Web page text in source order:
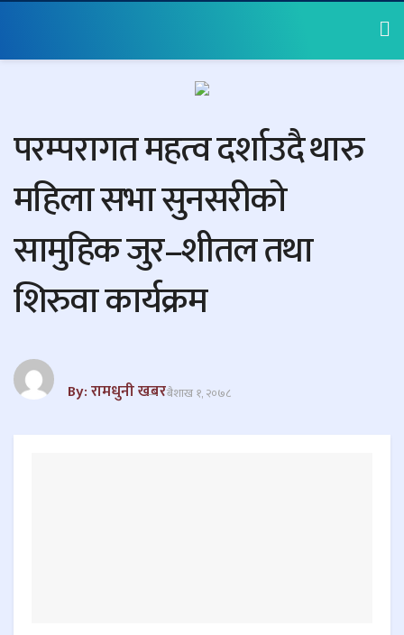
परम्परागत महत्व दर्शाउदै थारु
महिला सभा सुनसरीको
सामुहिक जुर–शीतल तथा
शिरुवा कार्यक्रम
By: रामधुनी खबरबैशाख १, २०७८